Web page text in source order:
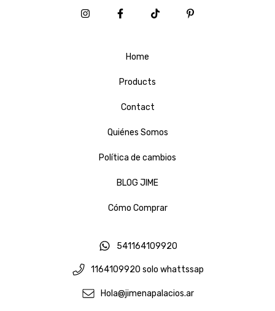
Home
Products
Contact
Quiénes Somos
Política de cambios
BLOG JIME
Cómo Comprar
541164109920
1164109920 solo whattssap
Hola@jimenapalacios.ar